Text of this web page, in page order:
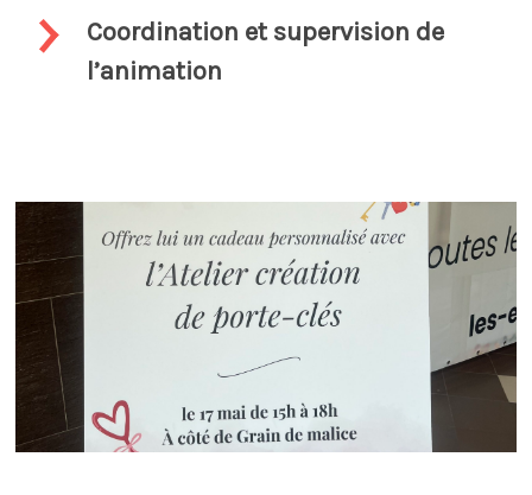
Coordination et supervision de
l’animation